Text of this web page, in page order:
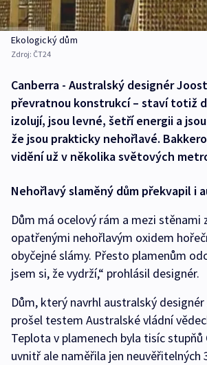
Ekologický dům
Zdroj: ČT24
Canberra - Australský designér
převratnou konstrukcí – staví totiž
izolují, jsou levné, šetří energii a
že jsou prakticky nehořlavé.
vidění už v několika světových
Nehořlavý slaměný dům překvapil i
Dům má ocelový rám a mezi stěnami
opatřenými nehořlavým oxidem
obyčejné slámy. Přesto plamenům
jsem si, že vydrží,“ prohlásil designér.
Dům, který navrhl australský
prošel testem Australské vládní
Teplota v plamenech byla tisíc stupňů
uvnitř ale naměřila jen neuvěřitelných